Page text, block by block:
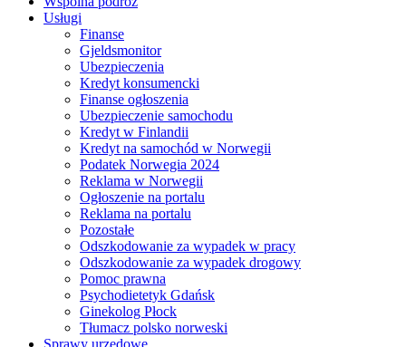
Usługi
Finanse
Gjeldsmonitor
Ubezpieczenia
Kredyt konsumencki
Finanse ogłoszenia
Ubezpieczenie samochodu
Kredyt w Finlandii
Kredyt na samochód w Norwegii
Podatek Norwegia 2024
Reklama w Norwegii
Ogłoszenie na portalu
Reklama na portalu
Pozostałe
Odszkodowanie za wypadek w pracy
Odszkodowanie za wypadek drogowy
Pomoc prawna
Psychodietetyk Gdańsk
Ginekolog Płock
Tłumacz polsko norweski
Sprawy urzędowe